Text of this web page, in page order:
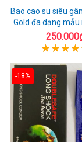
Bao cao su siêu
Gold đa dạng mẫu
-18%